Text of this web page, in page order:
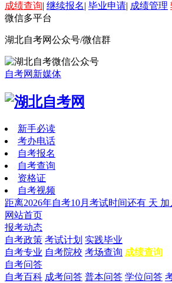
成绩查询| 继续报名| 毕业申请| 成绩管理
微信多平台
湖北自考网公众号/微信群
自考网新媒体
新手必读
考办电话
自考报名
自考查询
资格证
自考视频
距离2026年自考10月考试时间还有 天 加
网站首页
报考动态
自考政策 考试计划 实践毕业
自考专业 自考院校 考场查询 成绩查询
自考问答
自考百科 成考问答 普本问答 学位问答